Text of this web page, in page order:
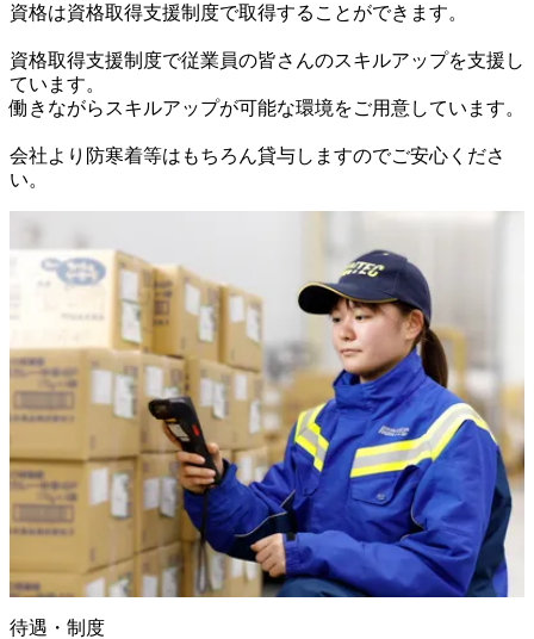
資格は資格取得支援制度で取得することができます。
資格取得支援制度で従業員の皆さんのスキルアップを支援し
ています。
働きながらスキルアップが可能な環境をご用意しています。
会社より防寒着等はもちろん貸与しますのでご安心くださ
い。
待遇・制度